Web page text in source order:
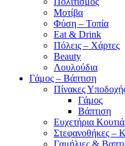
Μοτίβα
Φύση – Τοπία
Eat & Drink
Πόλεις – Χάρτες
Beauty
Λουλούδια
Γάμος – Βάπτιση
Πίνακες
Γάμος
Βάπτιση
Ευχετήρια
Στεφανοθήκες –
Γαμήλιες &